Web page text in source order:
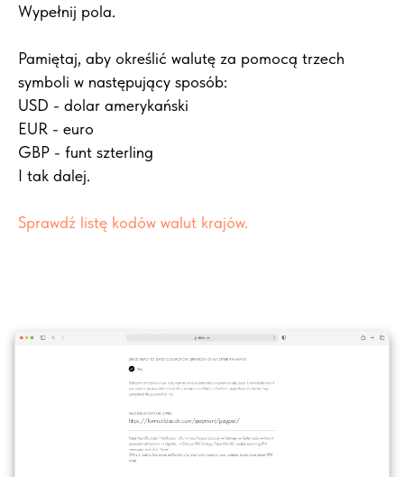
Wypełnij pola.
Pamiętaj, aby określić walutę za pomocą trzech
symboli w następujący sposób:
USD - dolar amerykański
EUR - euro
GBP - funt szterling
I tak dalej.
Sprawdź listę kodów walut krajów.